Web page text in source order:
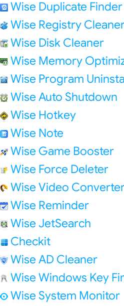
Wise Duplicate Finder
Wise Registry
Wise Disk Cleaner
Wise Memory
Wise Program
Wise Auto Shutdown
Wise Hotkey
Wise Note
Wise Game Booster
Wise Force Deleter
Wise Video
Wise Reminder
Wise JetSearch
Checkit
Wise AD Cleaner
Wise Windows Key
Wise System Monitor